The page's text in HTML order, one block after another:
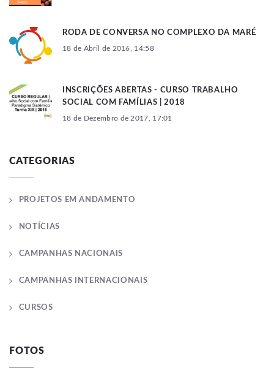
RODA DE CONVERSA NO COMPLEXO DA MARÉ
18 de Abril de 2016, 14:58
INSCRIÇÕES ABERTAS - CURSO TRABALHO
SOCIAL COM FAMÍLIAS | 2018
18 de Dezembro de 2017, 17:01
CATEGORIAS
PROJETOS EM ANDAMENTO
NOTÍCIAS
CAMPANHAS NACIONAIS
CAMPANHAS INTERNACIONAIS
CURSOS
FOTOS